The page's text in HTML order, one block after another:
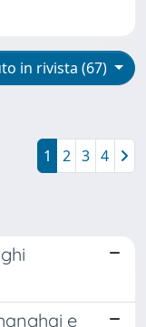
in rivista (67)
1 2 3 4
e